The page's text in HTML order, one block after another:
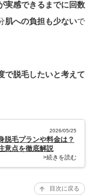
実感できるまでに回数
肌への負担も少ないで
で脱毛したいと考えて
2026/05/25
脱毛プランや料金は？
意点を徹底解説
>続きを読む
目次に戻る